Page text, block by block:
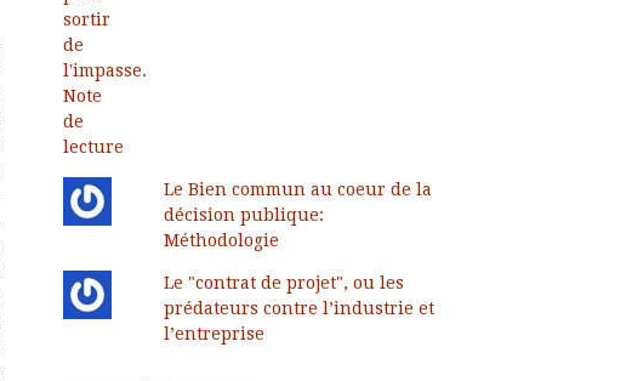
Le Bien commun au coeur de la
décision publique:
Méthodologie
Le "contrat de projet", ou les
prédateurs contre l’industrie et
l’entreprise